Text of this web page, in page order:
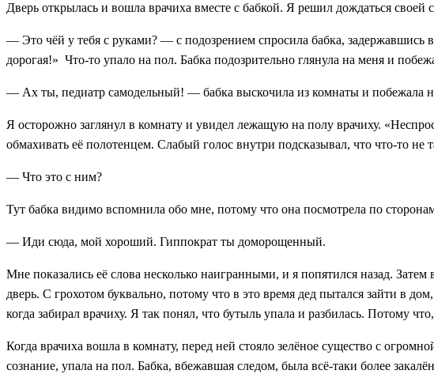
Дверь открылась и вошла врачиха вместе с бабкой. Я решил дождаться своей
— Это чёй у тебя с руками? — с подозрением спросила бабка,
дорогая!» Что-то упало на пол. Бабка подозрительно глянула на меня и
— Ах ты, педиатр самодельный! — бабка выскочила из комнаты и побежала
Я осторожно заглянул в комнату и увидел лежащую на полу врачиху.
обмахивать её полотенцем. Слабый голос внутри подсказывал, что что-то не
— Что это с ним?
Тут бабка видимо вспомнила обо мне, потому что она посмотрела по
— Иди сюда, мой хороший. Гиппократ ты доморощенный.
Мне показались её слова несколько наигранными, и я попятился назад.
дверь. C грохотом буквально, потому что в это время дед пытался зайти в
когда забирал врачиху. Я так понял, что бутыль упала и разбилась. Потому
Когда врачиха вошла в комнату, перед ней стояло зелёное существо с
сознание, упала на пол. Бабка, вбежавшая следом, была всё-таки более